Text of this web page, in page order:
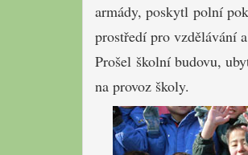
armády, poskytl polní
prostředí pro vzdělávání
Prošel školní budovu,
na provoz školy.